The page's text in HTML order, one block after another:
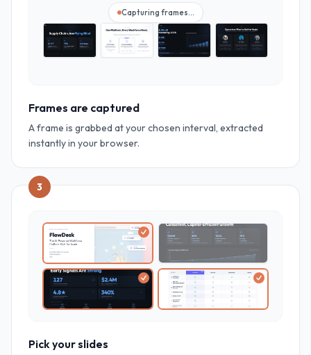
Capturing frames…
Frames are captured
A frame is grabbed at your chosen interval, extracted
instantly in your browser.
3
Pick your slides